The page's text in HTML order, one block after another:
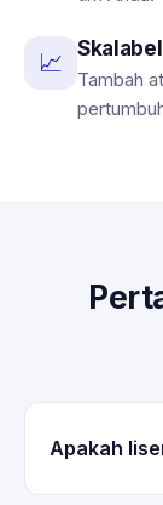
📈 Skalabel
Tambah
Apakah